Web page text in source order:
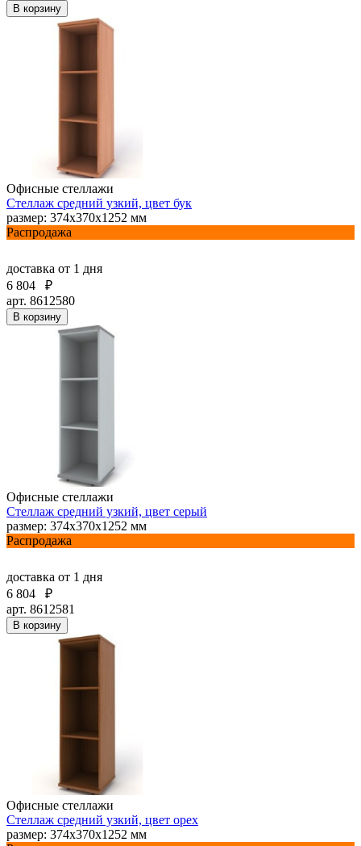
В корзину
Офисные стеллажи
Стеллаж средний узкий, цвет бук
размер: 374х370х1252 мм
Распродажа
доставка от 1 дня
6 804
₽
арт. 8612580
В корзину
Офисные стеллажи
Стеллаж средний узкий, цвет серый
размер: 374х370х1252 мм
Распродажа
доставка от 1 дня
6 804
₽
арт. 8612581
В корзину
Офисные стеллажи
Стеллаж средний узкий, цвет орех
размер: 374х370х1252 мм